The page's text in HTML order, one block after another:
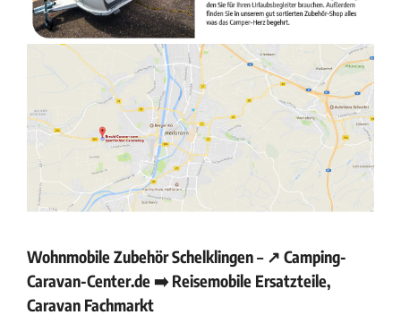
Wohnmobile Zubehör Schelklingen – ↗️ Camping-
Caravan-Center.de ➡️ Reisemobile Ersatzteile,
Caravan Fachmarkt